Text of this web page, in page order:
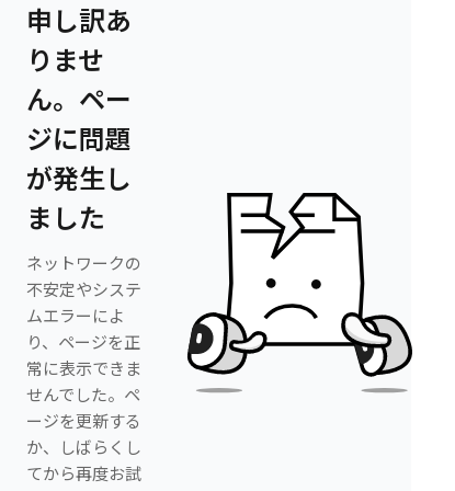
申し訳あ
りませ
ん。ペー
ジに問題
が発生し
ました
ネットワークの
不安定やシステ
ムエラーによ
り、ページを正
常に表示できま
せんでした。ペ
ージを更新する
か、しばらくし
てから再度お試